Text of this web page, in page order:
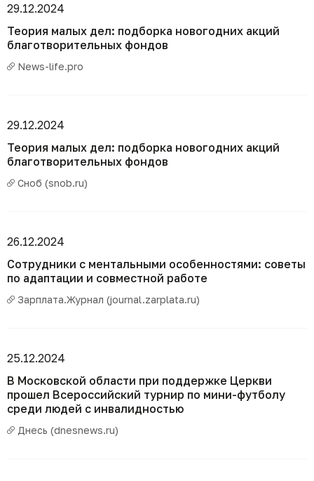
Теория малых дел: подборка новогодних акций
благотворительных фондов
News-life.pro
29.12.2024
Теория малых дел: подборка новогодних акций
благотворительных фондов
Сноб (snob.ru)
29.12.2024
Сотрудники с ментальными особенностями: советы
по адаптации и совместной работе
Зарплата.Журнал (journal.zarplata.ru)
26.12.2024
В Московской области при поддержке Церкви
прошел Всероссийский турнир по мини-футболу
среди людей с инвалидностью
Днесь (dnesnews.ru)
25.12.2024